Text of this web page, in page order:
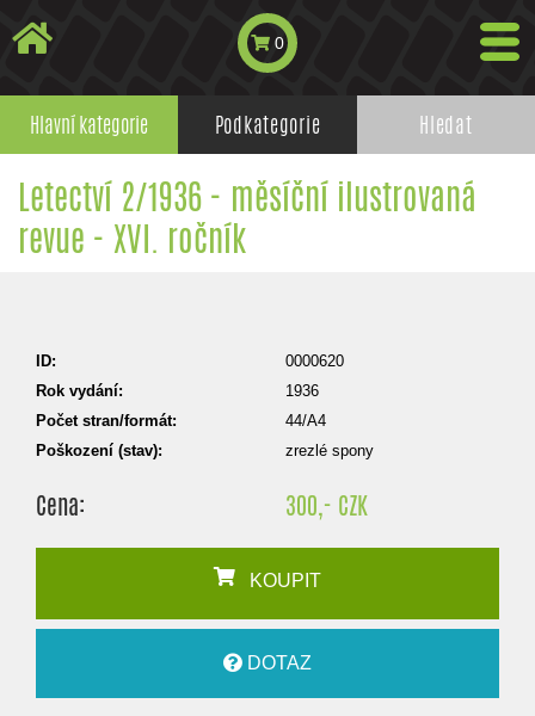
0
Hlavní kategorie Podkategorie Hledat
Letectví 2/1936 - měsíční ilustrovaná
revue - XVI. ročník
ID:
0000620
Rok vydání:
1936
Počet stran/formát:
44/A4
Poškození (stav):
zrezlé spony
Cena: 300,- CZK
KOUPIT
DOTAZ